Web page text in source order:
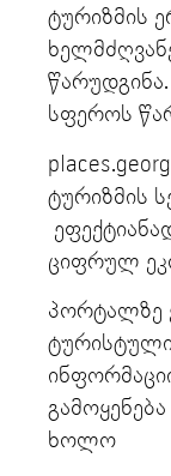
ტურიზმის
სფეროს
ტურიზმის
ციფრულ
პორტალზე
ტურისტული
ხოლო